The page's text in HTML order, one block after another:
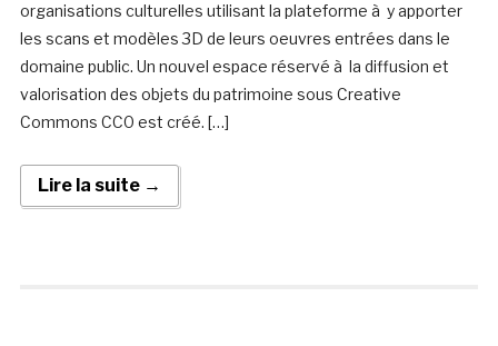
organisations culturelles utilisant la plateforme à y apporter
les scans et modèles 3D de leurs oeuvres entrées dans le
domaine public. Un nouvel espace réservé à la diffusion et
valorisation des objets du patrimoine sous Creative
Commons CC0 est créé. […]
Lire la suite →